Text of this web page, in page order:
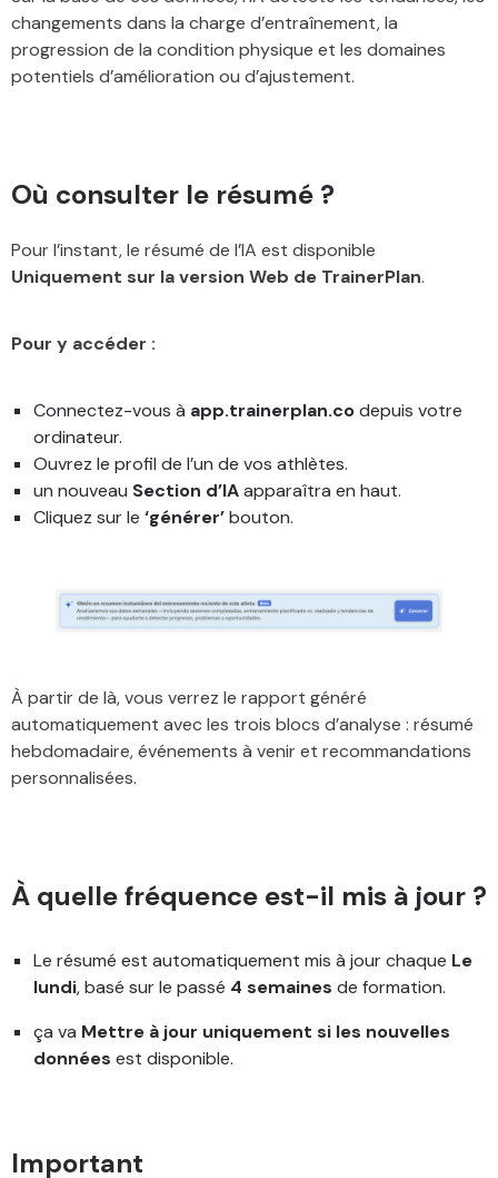
changements dans la charge d’entraînement, la
progression de la condition physique et les domaines
potentiels d’amélioration ou d’ajustement.
Où consulter le résumé ?
Pour l’instant, le résumé de l’IA est disponible
Uniquement sur la version Web de TrainerPlan.
Pour y accéder :
Connectez-vous à app.trainerplan.codepuis votre
ordinateur.
Ouvrez le profil de l’un de vos athlètes.
un nouveau Section d’IAapparaîtra en haut.
Cliquez sur le ‘générer’bouton.
À partir de là, vous verrez le rapport généré
automatiquement avec les trois blocs d’analyse : résumé
hebdomadaire, événements à venir et recommandations
personnalisées.
À quelle fréquence est-il mis à jour ?
Le résumé est automatiquement mis à jour chaque Le
lundi, basé sur le passé 4 semaines de formation.
ça va Mettre à jour uniquement si les nouvelles
données est disponible.
Important